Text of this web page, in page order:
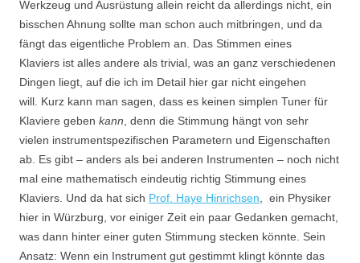
Werkzeug und Ausrüstung allein reicht da allerdings nicht, ein
bisschen Ahnung sollte man schon auch mitbringen, und da
fängt das eigentliche Problem an. Das Stimmen eines
Klaviers ist alles andere als trivial, was an ganz verschiedenen
Dingen liegt, auf die ich im Detail hier gar nicht eingehen
will. Kurz kann man sagen, dass es keinen simplen Tuner für
Klaviere geben kann , denn die Stimmung hängt von sehr
vielen instrumentspezifischen Parametern und Eigenschaften
ab. Es gibt – anders als bei anderen Instrumenten – noch nicht
mal eine mathematisch eindeutig richtig Stimmung eines
Klaviers. Und da hat sich Prof. Haye Hinrichsen , ein Physiker
hier in Würzburg, vor einiger Zeit ein paar Gedanken gemacht,
was dann hinter einer guten Stimmung stecken könnte. Sein
Ansatz: Wenn ein Instrument gut gestimmt klingt könnte das